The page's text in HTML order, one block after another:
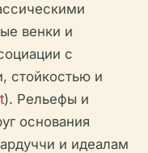
венки и
с
стойкостью и
). Рельефы и
основания
и идеалам